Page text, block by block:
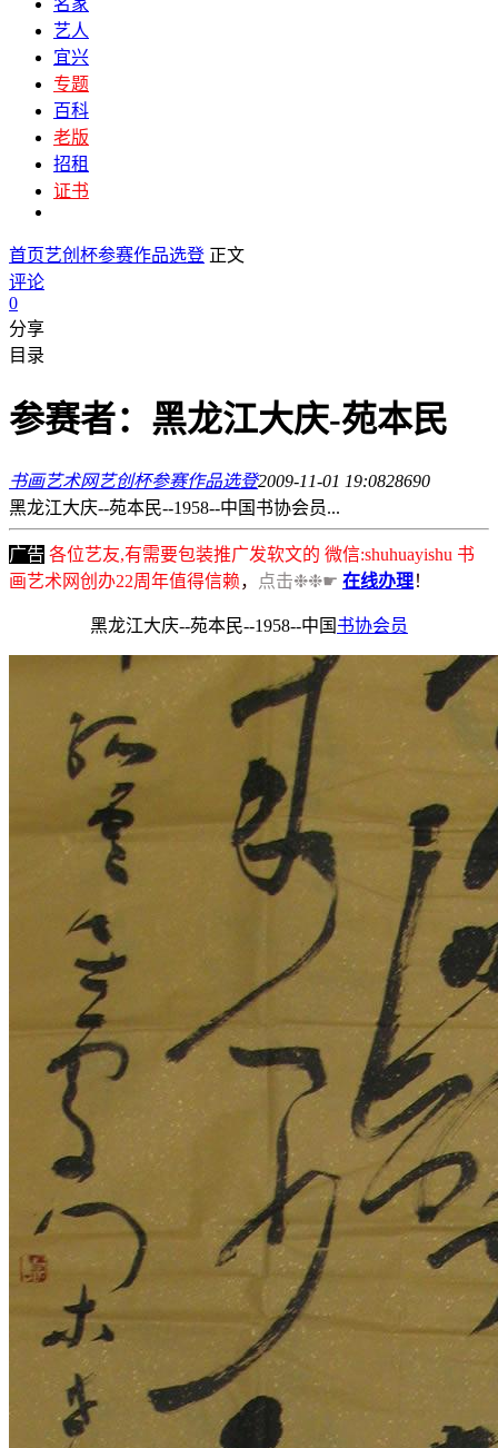
艺人
宜兴
专题
百科
老版
招租
证书
首页艺创杯参赛作品选登 正文
评论
0
分享
目录
参赛者：黑龙江大庆-苑本民
书画艺术网艺创杯参赛作品选登2009-11-01 19:0828690
黑龙江大庆--苑本民--1958--中国书协会员...
广告 各位艺友,有需要包装推广发软文的 微信:shuhuayishu 书
画艺术网创办22周年值得信赖， 点击❉❉☛ 在线办理！
黑龙江大庆--苑本民--1958--中国 书协会员